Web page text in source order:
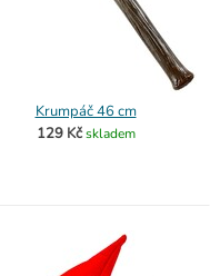
Krumpáč 46 cm
129 Kč skladem